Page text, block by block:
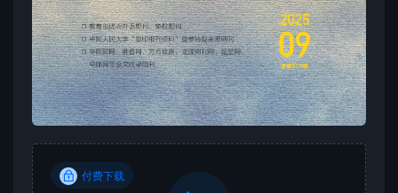
付费下载